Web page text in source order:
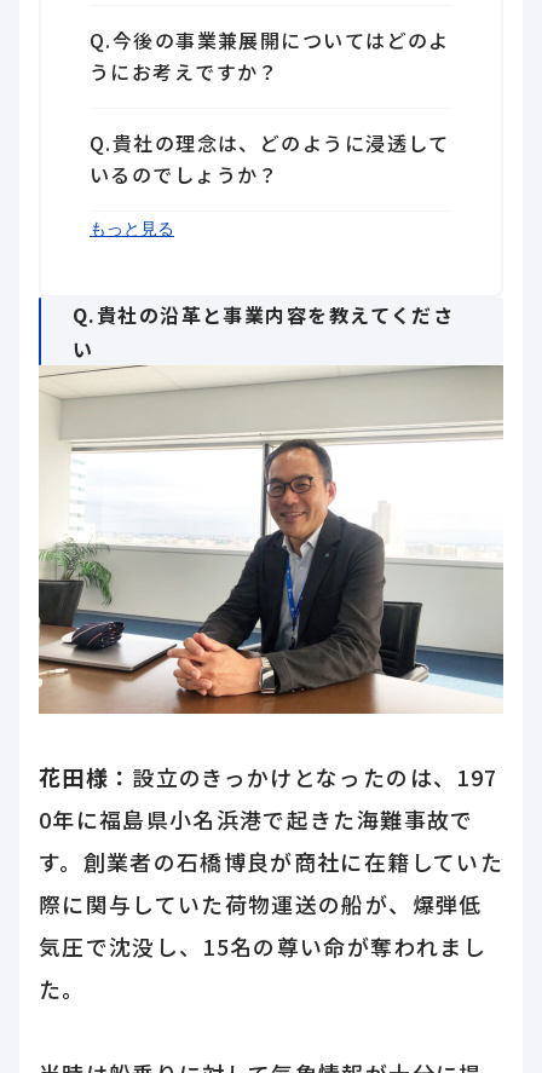
Q.今後の事業兼展開についてはどのよ
うにお考えですか？
Q.貴社の理念は、どのように浸透して
いるのでしょうか？
Q.21か国30拠点とグローバル化する
Q.グローバル展開をするためには、ダ
Q.採用で重視している点についてお聞
Q.貴社の社員の働きがいを高める要
Q.人事評価はどのように行われていま
Q.研修制度など、今後の人材育成につ
もっと見る
Q.貴社の沿革と事業内容を教えてくださ
い
花田様： 設立のきっかけとなったのは、197
0年に福島県小名浜港で起きた海難事故で
す。創業者の石橋博良が商社に在籍していた
際に関与していた荷物運送の船が、爆弾低
気圧で沈没し、15名の尊い命が奪われまし
た。